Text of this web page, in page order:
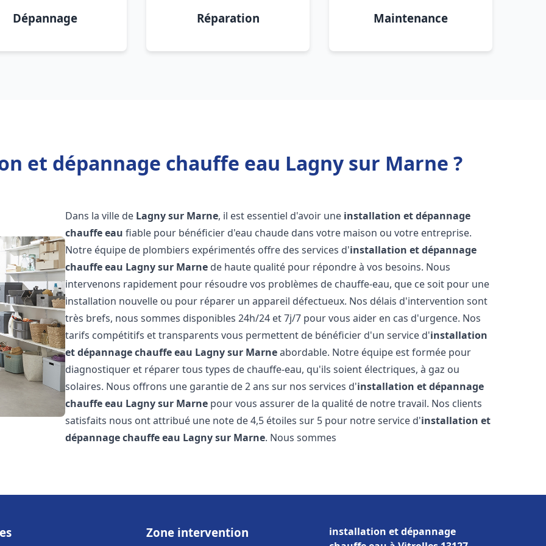
Dépannage Réparation Maintenance
et dépannage chauffe eau Lagny sur Marne ?
Dans la ville de Lagny sur Marne, il est essentiel d'avoir une installation et dépannage
chauffe eau fiable pour bénéficier d'eau chaude dans votre maison ou votre entreprise.
Notre équipe de plombiers expérimentés offre des services d'installation et dépannage
chauffe eau Lagny sur Marne de haute qualité pour répondre à vos besoins. Nous
intervenons rapidement pour résoudre vos problèmes de chauffe-eau, que ce soit pour une
installation nouvelle ou pour réparer un appareil défectueux. Nos délais d'intervention sont
très brefs, nous sommes disponibles 24h/24 et 7j/7 pour vous aider en cas d'urgence. Nos
tarifs compétitifs et transparents vous permettent de bénéficier d'un service d'installation
et dépannage chauffe eau Lagny sur Marneabordable. Notre équipe est formée pour
diagnostiquer et réparer tous types de chauffe-eau, qu'ils soient électriques, à gaz ou
solaires. Nous offrons une garantie de 2 ans sur nos services d'installation et dépannage
chauffe eau Lagny sur Marne pour vous assurer de la qualité de notre travail. Nos clients
satisfaits nous ont attribué une note de 4,5 étoiles sur 5 pour notre service d'installation et
dépannage chauffe eau Lagny sur Marne. Nous sommes
Zone intervention
installation et dépannage